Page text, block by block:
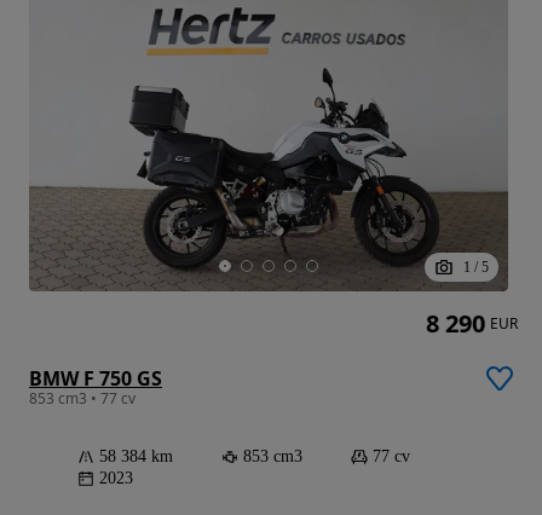
1 / 5
BMW F 750 GS
853 cm3 • 77 cv
58 384 km 853 cm3
77 cv
2023
8 290 EUR